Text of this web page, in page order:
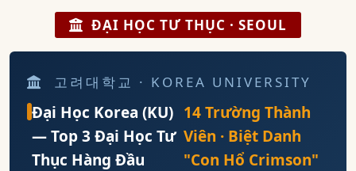
ĐẠI HỌC TƯ THỤC · SEOUL
고려대학교 · KOREA UNIVERSITY
Đại Học Korea (KU)
— Top 3 Đại Học Tư
Thục Hàng Đầu
14 Trường Thành
Viên · Biệt Danh
"Con Hổ Crimson"